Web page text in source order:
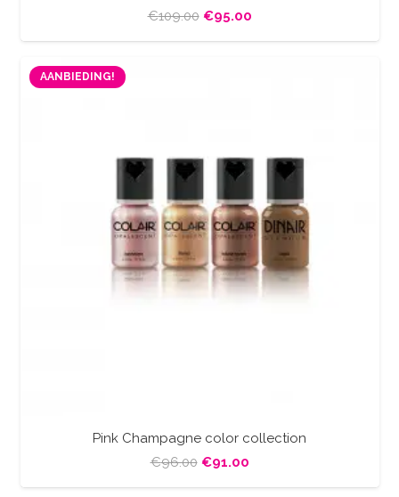
€109.00 Oorspronkelijke
€95.00Huidige
AANBIEDING!
Pink Champagne color collection
€96.00 Oorspronkelijke
prijs
€91.00Huidige
prijs